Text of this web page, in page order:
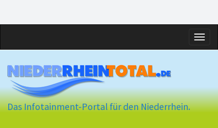
Das Infotainment-Portal für den Niederrhein.